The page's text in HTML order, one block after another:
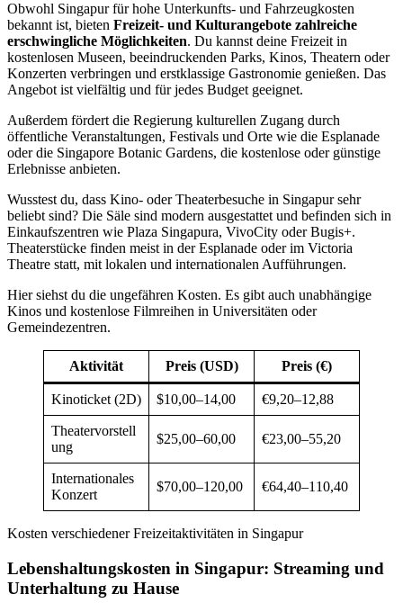
Obwohl Singapur für hohe Unterkunfts- und Fahrzeugkosten
bekannt ist, bieten Freizeit- und Kulturangebote zahlreiche
erschwingliche Möglichkeiten. Du kannst deine Freizeit in
kostenlosen Museen, beeindruckenden Parks, Kinos, Theatern oder
Konzerten verbringen und erstklassige Gastronomie genießen. Das
Angebot ist vielfältig und für jedes Budget geeignet.
Außerdem fördert die Regierung kulturellen Zugang durch
öffentliche Veranstaltungen, Festivals und Orte wie die Esplanade
oder die Singapore Botanic Gardens, die kostenlose oder günstige
Erlebnisse anbieten.
Wusstest du, dass Kino- oder Theaterbesuche in Singapur sehr
beliebt sind? Die Säle sind modern ausgestattet und befinden sich in
Einkaufszentren wie Plaza Singapura, VivoCity oder Bugis+.
Theaterstücke finden meist in der Esplanade oder im Victoria
Theatre statt, mit lokalen und internationalen Aufführungen.
Hier siehst du die ungefähren Kosten. Es gibt auch unabhängige
Kinos und kostenlose Filmreihen in Universitäten oder
Gemeindezentren.
Aktivität Preis (USD) Preis (€)
Kinoticket (2D) $10,00–14,00 €9,20–12,88
Theatervorstell
ung
$25,00–60,00 €23,00–55,20
Internationales
Konzert
$70,00–120,00 €64,40–110,40
Kosten verschiedener Freizeitaktivitäten in Singapur
Lebenshaltungskosten in Singapur: Streaming und
Unterhaltung zu Hause